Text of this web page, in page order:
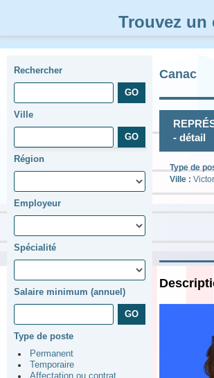
Trouvez un
Rechercher
Ville
Région
Employeur
Spécialité
Salaire minimum (annuel)
Type de poste
Permanent
Temporaire
Affectation ou contrat
Canac
- détail
Type de
Ville :